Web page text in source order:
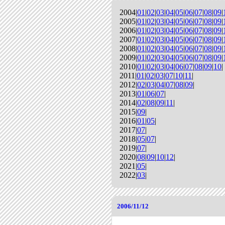
2004|01 |02|03|04|05|06|07|08|09|
2005|01 |02|03|04|05|06|07|08|09|
2006|01 |02|03|04|05|06|07|08|09|
2007|01 |02|03|04|05|06|07|08|09|
2008|01 |02|03|04|05|06|07|08|09|
2009|01 |02|03|04|05|06|07|08|09|
2010|01 |02|03|04|06|07|08|09|10|
2011|01 |02|03|07|10|11 |
2012|02|03|04|07|08|09|
2013|01 |06|07|
2014|02|08|09|11 |
2015|09|
2016|01 |05|
2017|07|
2018|05|07|
2019|07|
2020|08|09|10|12|
2021|05|
2022|03|
2006/11/12